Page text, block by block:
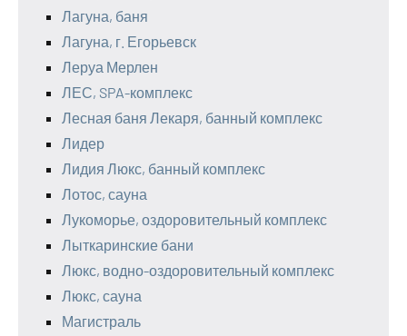
Лагуна, баня
Лагуна, г. Егорьевск
Леруа Мерлен
ЛЕС, SPA-комплекс
Лесная баня Лекаря, банный комплекс
Лидер
Лидия Люкс, банный комплекс
Лотос, сауна
Лукоморье, оздоровительный комплекс
Лыткаринские бани
Люкс, водно-оздоровительный комплекс
Люкс, сауна
Магистраль